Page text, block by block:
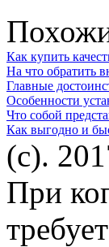
Как купить
На что обратить
Главные
Особенности
Что собой
Как выгодно и
(c).
При